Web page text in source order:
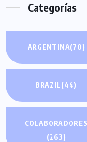
Categorías
ARGENTINA(70)
BRAZIL(44)
COLABORADORES
(263)